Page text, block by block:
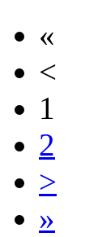
«
<
1
2
>
»